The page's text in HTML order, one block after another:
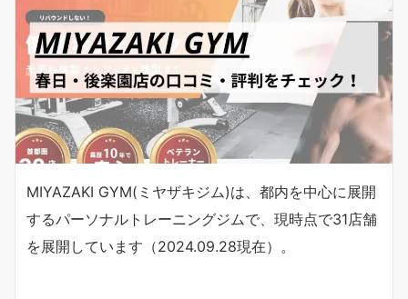
MIYAZAKI GYM(ミヤザキジム)は、都内を中心に展開
するパーソナルトレーニングジムで、現時点で31店舗
を展開しています（2024.09.28現在）。